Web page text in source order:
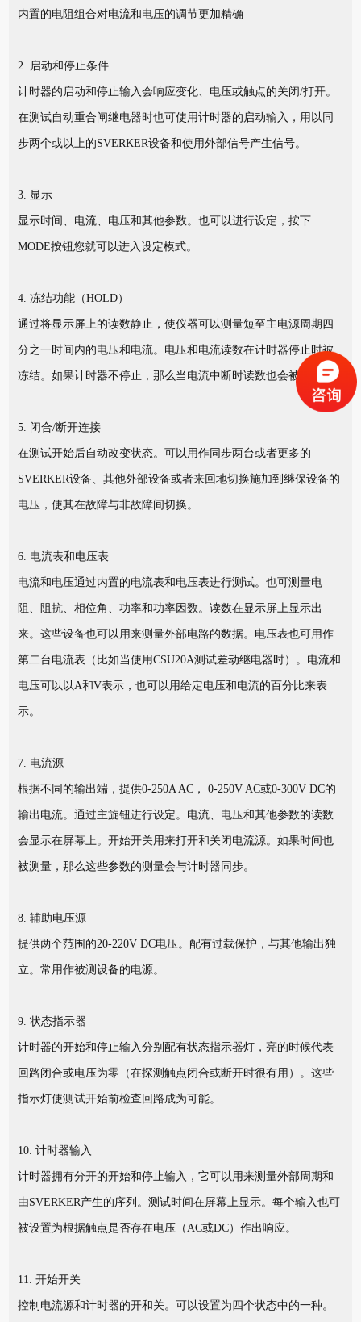
内置的电阻组合对电流和电压的调节更加精确
2. 启动和停止条件
计时器的启动和停止输入会响应变化、电压或触点的关闭/打开。
在测试自动重合闸继电器时也可使用计时器的启动输入，用以同
步两个或以上的SVERKER设备和使用外部信号产生信号。
3. 显示
显示时间、电流、电压和其他参数。也可以进行设定，按下
MODE按钮您就可以进入设定模式。
4. 冻结功能（HOLD）
通过将显示屏上的读数静止，使仪器可以测量短至主电源周期四
分之一时间内的电压和电流。电压和电流读数在计时器停止时被
冻结。如果计时器不停止，那么当电流中断时读数也会被冻结。
5. 闭合/断开连接
在测试开始后自动改变状态。可以用作同步两台或者更多的
SVERKER设备、其他外部设备或者来回地切换施加到继保设备的
电压，使其在故障与非故障间切换。
6. 电流表和电压表
电流和电压通过内置的电流表和电压表进行测试。也可测量电
阻、阻抗、相位角、功率和功率因数。读数在显示屏上显示出
来。这些设备也可以用来测量外部电路的数据。电压表也可用作
第二台电流表（比如当使用CSU20A测试差动继电器时）。电流和
电压可以以A和V表示，也可以用给定电压和电流的百分比来表
示。
7. 电流源
根据不同的输出端，提供0-250A AC， 0-250V AC或0-300V DC的
输出电流。通过主旋钮进行设定。电流、电压和其他参数的读数
会显示在屏幕上。开始开关用来打开和关闭电流源。如果时间也
被测量，那么这些参数的测量会与计时器同步。
8. 辅助电压源
提供两个范围的20-220V DC电压。配有过载保护，与其他输出独
立。常用作被测设备的电源。
9. 状态指示器
计时器的开始和停止输入分别配有状态指示器灯，亮的时候代表
回路闭合或电压为零（在探测触点闭合或断开时很有用）。这些
指示灯使测试开始前检查回路成为可能。
10. 计时器输入
计时器拥有分开的开始和停止输入，它可以用来测量外部周期和
由SVERKER产生的序列。测试时间在屏幕上显示。每个输入也可
被设置为根据触点是否存在电压（AC或DC）作出响应。
11. 开始开关
控制电流源和计时器的开和关。可以设置为四个状态中的一种。